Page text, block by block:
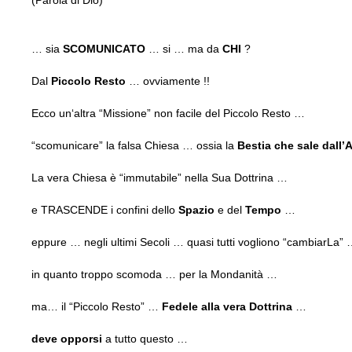
… sia SCOMUNICATO … si … ma da CHI ?
Dal Piccolo Resto … ovviamente !!
Ecco un‘altra “Missione” non facile del Piccolo Resto …
“scomunicare” la falsa Chiesa … ossia la Bestia che sale
La vera Chiesa è “immutabile” nella Sua Dottrina …
e TRASCENDE i confini dello Spazio e del Tempo
eppure … negli ultimi Secoli … quasi tutti vogliono “cambiarLa”
in quanto troppo scomoda … per la Mondanità …
ma… il “Piccolo Resto” … Fedele alla vera Dottrina
deve opporsi a tutto questo …